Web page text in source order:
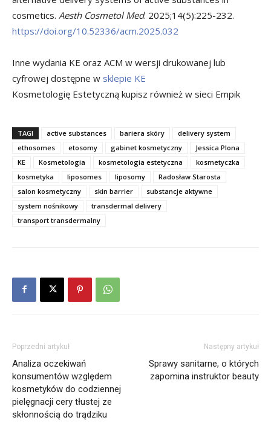
cosmetics. Aesth Cosmetol Med. 2025;14(5):225-232.
https://doi.org/10.52336/acm.2025.032
Inne wydania KE oraz ACM w wersji drukowanej lub
cyfrowej dostępne w sklepie KE
Kosmetologię Estetyczną kupisz również w sieci Empik
TAGI active substances bariera skóry
delivery system
ethosomes
etosomy gabinet kosmetyczny
Jessica Plona
KE
Kosmetologia kosmetologia estetyczna
kosmetyczka
kosmetyka
liposomes liposomy
Radosław Starosta
salon kosmetyczny
skin barrier
substancje aktywne
system nośnikowy
transdermal delivery
transport transdermalny
Poprzedni artykuł
Analiza oczekiwań
konsumentów względem
kosmetyków do codziennej
pielęgnacji cery tłustej ze
skłonnością do trądziku
Następny artykuł
Sprawy sanitarne, o których
zapomina instruktor beauty